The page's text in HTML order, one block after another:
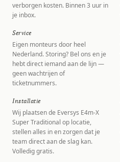
verborgen kosten. Binnen 3 uur in
je inbox.
Service
Eigen monteurs door heel
Nederland. Storing? Bel ons en je
hebt direct iemand aan de lijn —
geen wachtrijen of
ticketnummers.
Installatie
Wij plaatsen de Eversys E4m-X
Super Traditional op locatie,
stellen alles in en zorgen dat je
team direct aan de slag kan.
Volledig gratis.